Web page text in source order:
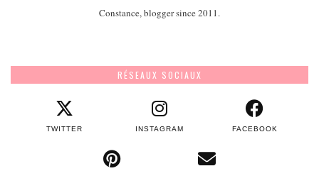
Constance, blogger since 2011.
RÉSEAUX SOCIAUX
TWITTER INSTAGRAM FACEBOOK